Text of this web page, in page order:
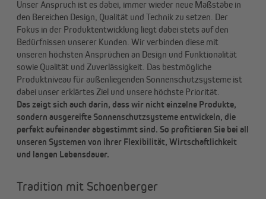
Unser Anspruch ist es dabei, immer wieder neue Maßstäbe in
den Bereichen Design, Qualität und Technik zu setzen. Der
Fokus in der Produktentwicklung liegt dabei stets auf den
Bedürfnissen unserer Kunden. Wir verbinden diese mit
unseren höchsten Ansprüchen an Design und Funktionalität
sowie Qualität und Zuverlässigkeit. Das bestmögliche
Produktniveau für außenliegenden Sonnenschutzsysteme ist
dabei unser erklärtes Ziel und unsere höchste Priorität.
Das zeigt sich auch darin, dass wir nicht einzelne Produkte,
sondern ausgereifte Sonnenschutzsysteme entwickeln, die
perfekt aufeinander abgestimmt sind. So profitieren Sie bei all
unseren Systemen von ihrer Flexibilität, Wirtschaftlichkeit
und langen Lebensdauer.
Tradition mit Schoenberger